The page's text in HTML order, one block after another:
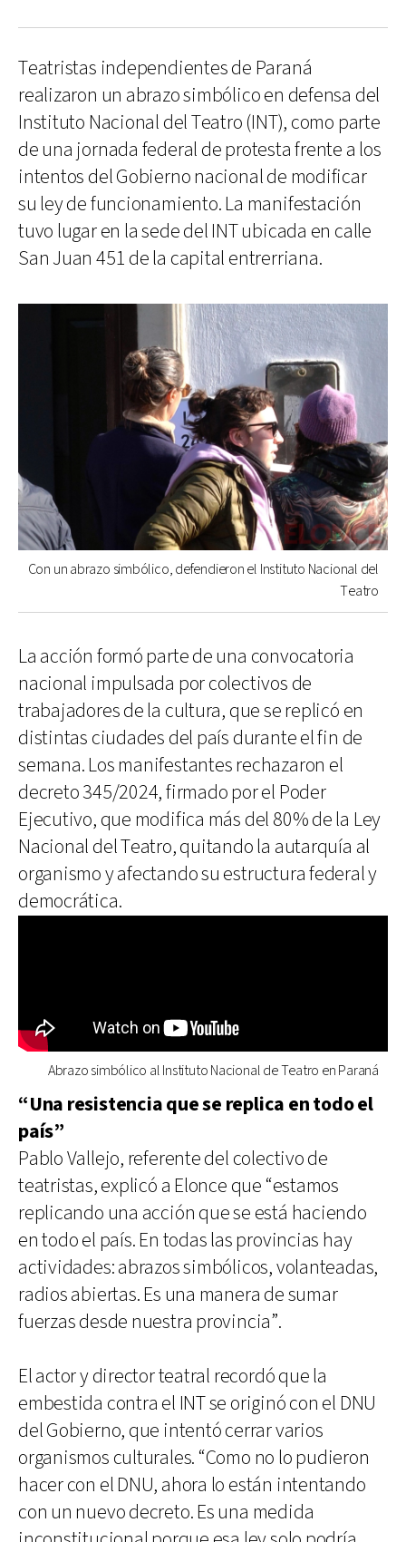
Teatristas independientes de Paraná
realizaron un abrazo simbólico en defensa del
Instituto Nacional del Teatro (INT), como parte
de una jornada federal de protesta frente a los
intentos del Gobierno nacional de modificar
su ley de funcionamiento. La manifestación
tuvo lugar en la sede del INT ubicada en calle
San Juan 451 de la capital entrerriana.
Con un abrazo simbólico, defendieron el Instituto Nacional del
Teatro
La acción formó parte de una convocatoria
nacional impulsada por colectivos de
trabajadores de la cultura, que se replicó en
distintas ciudades del país durante el fin de
semana. Los manifestantes rechazaron el
decreto 345/2024, firmado por el Poder
Ejecutivo, que modifica más del 80% de la Ley
Nacional del Teatro, quitando la autarquía al
organismo y afectando su estructura federal y
democrática.
Abrazo simbólico al Instituto Nacional de Teatro en Paraná
“Una resistencia que se replica en todo el
país”
Pablo Vallejo, referente del colectivo de
teatristas, explicó a Elonce que “estamos
replicando una acción que se está haciendo
en todo el país. En todas las provincias hay
actividades: abrazos simbólicos, volanteadas,
radios abiertas. Es una manera de sumar
fuerzas desde nuestra provincia”.
El actor y director teatral recordó que la
embestida contra el INT se originó con el DNU
del Gobierno, que intentó cerrar varios
organismos culturales. “Como no lo pudieron
hacer con el DNU, ahora lo están intentando
con un nuevo decreto. Es una medida